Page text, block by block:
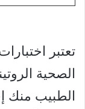
تعتبر
الصحية
الطبيب منك